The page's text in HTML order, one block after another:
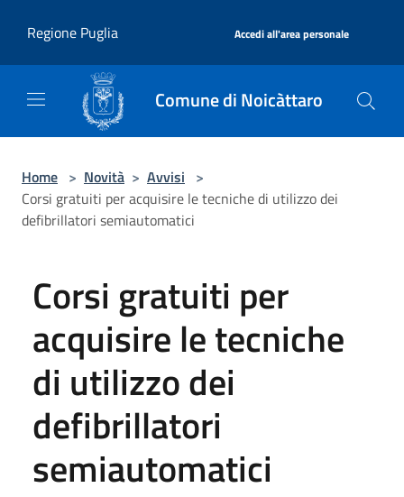
Regione Puglia
Accedi all'area personale
Comune di Noicàttaro
Home > Novità > Avvisi >
Corsi gratuiti per acquisire le tecniche di utilizzo dei
defibrillatori semiautomatici
Corsi gratuiti per
acquisire le tecniche
di utilizzo dei
defibrillatori
semiautomatici